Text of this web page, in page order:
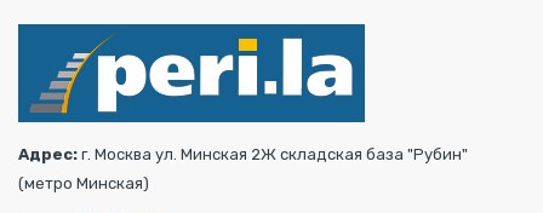
Адрес: г. Москва ул. Минская 2Ж складская база "Рубин"
(метро Минская)